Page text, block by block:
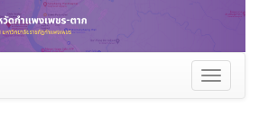
Toggle